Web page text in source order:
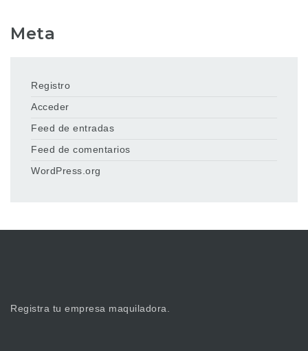
Meta
Registro
Acceder
Feed de entradas
Feed de comentarios
WordPress.org
Registra tu empresa maquiladora.